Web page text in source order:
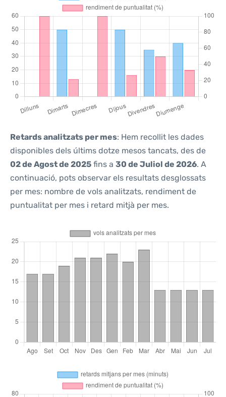
Retards analitzats per mes: Hem recollit les dades
disponibles dels últims dotze mesos tancats, des de
02 de Agost de 2025 fins a 30 de Juliol de 2026. A
continuació, pots observar els resultats desglossats
per mes: nombre de vols analitzats, rendiment de
puntualitat per mes i retard mitjà per mes.